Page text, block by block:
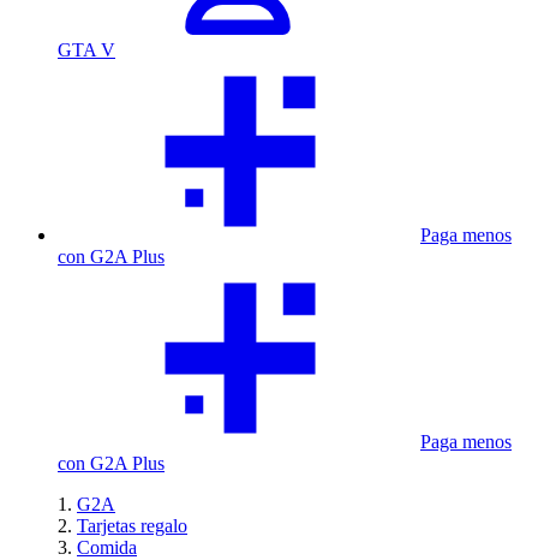
GTA V
Paga menos
con G2A Plus
Paga menos
con G2A Plus
G2A
Tarjetas regalo
Comida